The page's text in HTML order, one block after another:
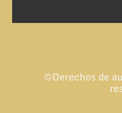
©Derechos de